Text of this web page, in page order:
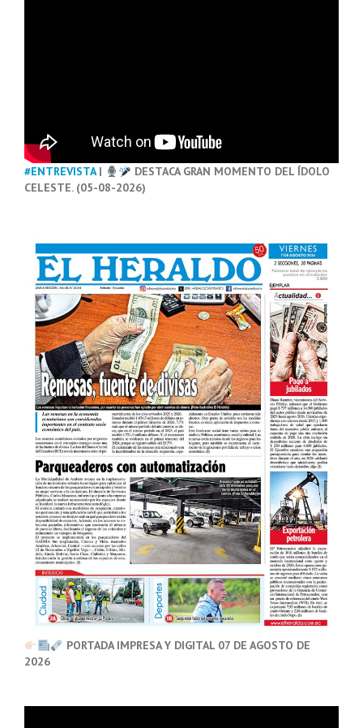
#ENTREVISTA|
DESTACA GRAN MOMENTO DEL ÍDOLO
CELESTE. (05-08-2026)
PORTADA IMPRESA Y DIGITAL 07 DE AGOSTO DE
2026